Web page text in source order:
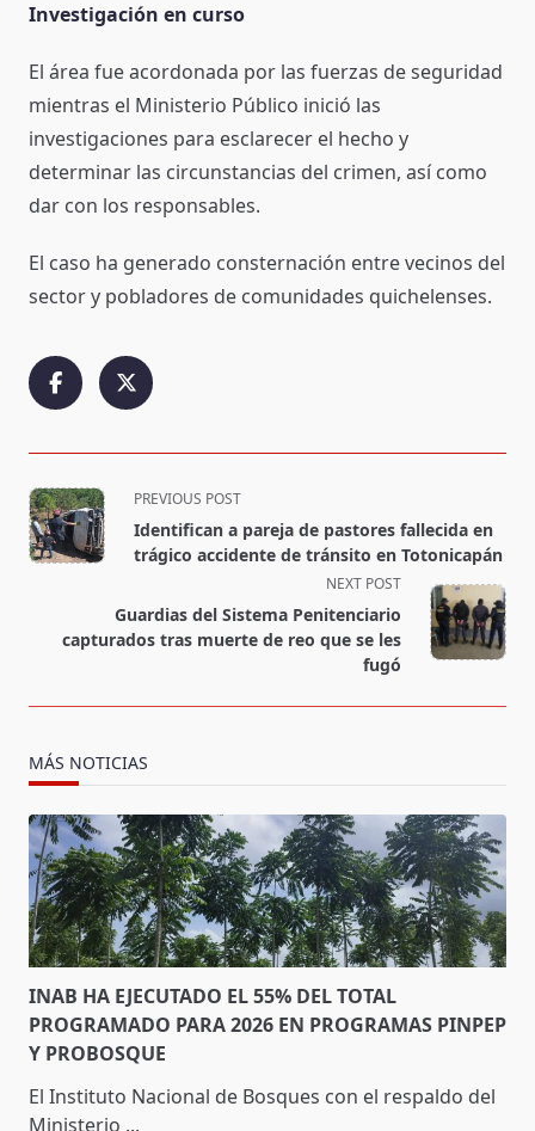
Investigación en curso
El área fue acordonada por las fuerzas de seguridad
mientras el Ministerio Público inició las
investigaciones para esclarecer el hecho y
determinar las circunstancias del crimen, así como
dar con los responsables.
El caso ha generado consternación entre vecinos del
sector y pobladores de comunidades quichelenses.
<span
class="nav-
subtitle
text">Page</span>
PREVIOUS POST
Identifican a pareja de pastores fallecida en
trágico accidente de tránsito en Totonicapán
NEXT POST
Guardias del Sistema Penitenciario
capturados tras muerte de reo que se les
fugó
MÁS NOTICIAS
INAB HA EJECUTADO EL 55% DEL TOTAL
PROGRAMADO PARA 2026 EN PROGRAMAS PINPEP
Y PROBOSQUE
El Instituto Nacional de Bosques con el respaldo del
Ministerio ...